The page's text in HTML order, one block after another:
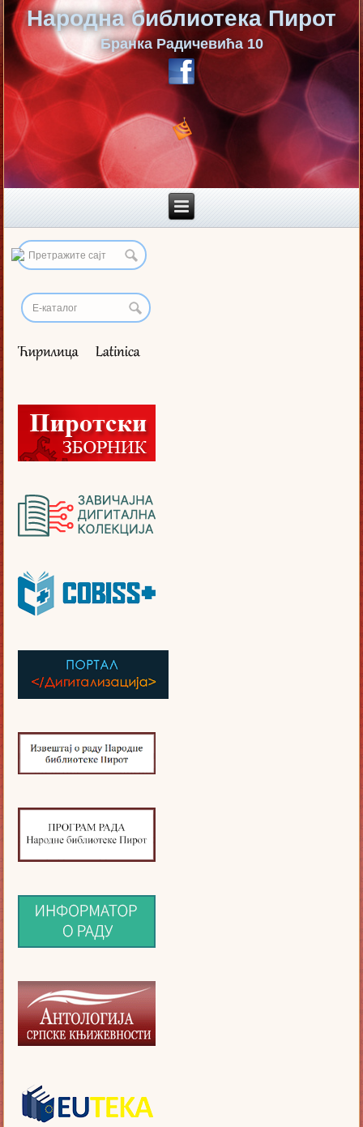
Народна библиотека Пирот
Бранка Радичевића 10